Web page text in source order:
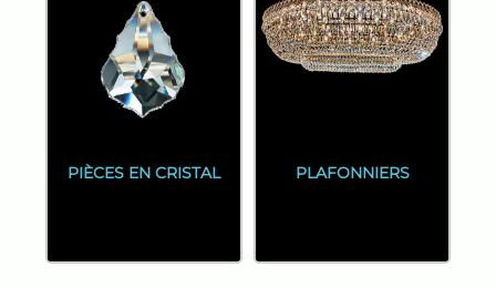
PIÈCES EN CRISTAL PLAFONNIERS